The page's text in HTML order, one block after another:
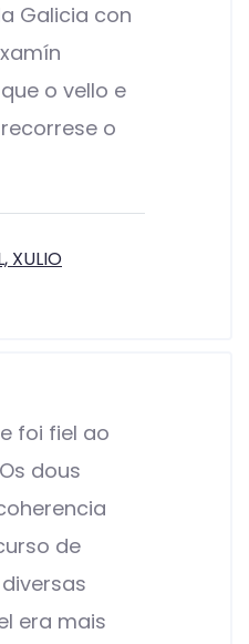
Galicia con
o vello e
o
XULIO
foi fiel ao
dous
de
era mais